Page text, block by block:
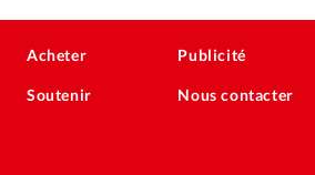
Acheter
Soutenir
Publicité
Nous contacter